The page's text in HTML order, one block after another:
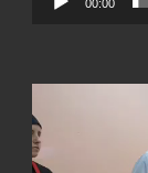
00:00